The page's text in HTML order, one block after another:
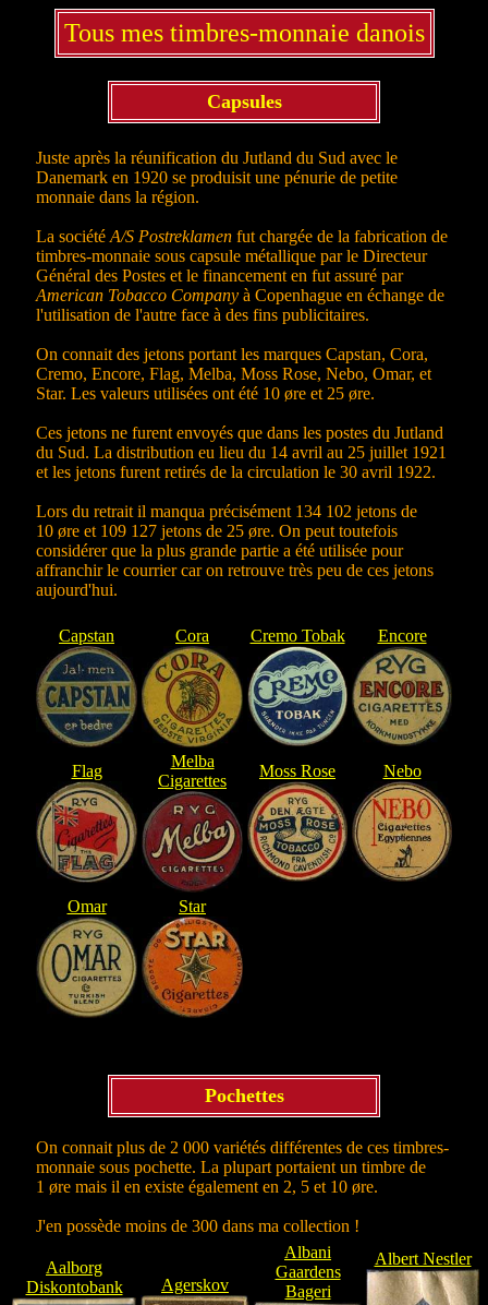
Tous mes timbres-monnaie danois
Capsules
Juste après la réunification du Jutland du Sud avec le
Danemark en 1920 se produisit une pénurie de petite
monnaie dans la région.
La société A/S Postreklamen fut chargée de la fabrication de
timbres-monnaie sous capsule métallique par le Directeur
Général des Postes et le financement en fut assuré par
American Tobacco Company à Copenhague en échange de
l'utilisation de l'autre face à des fins publicitaires.
On connait des jetons portant les marques Capstan, Cora,
Cremo, Encore, Flag, Melba, Moss Rose, Nebo, Omar, et
Star. Les valeurs utilisées ont été 10 øre et 25 øre.
Ces jetons ne furent envoyés que dans les postes du Jutland
du Sud. La distribution eu lieu du 14 avril au 25 juillet 1921
et les jetons furent retirés de la circulation le 30 avril 1922.
Lors du retrait il manqua précisément 134 102 jetons de
10 øre et 109 127 jetons de 25 øre. On peut toutefois
considérer que la plus grande partie a été utilisée pour
affranchir le courrier car on retrouve très peu de ces jetons
aujourd'hui.
Capstan Cora Cremo Tobak Encore
Flag
Melba
Cigarettes
Moss Rose Nebo
Omar Star
Pochettes
On connait plus de 2 000 variétés différentes de ces timbres-
monnaie sous pochette. La plupart portaient un timbre de
1 øre mais il en existe également en 2, 5 et 10 øre.
J'en possède moins de 300 dans ma collection !
Aalborg
Diskontobank
Agerskov
Albani
Gaardens
Bageri
Albert Nestler